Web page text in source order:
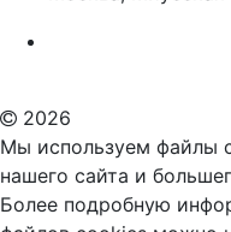
2026
Мы используем файлы
нашего сайта и
Более подробную